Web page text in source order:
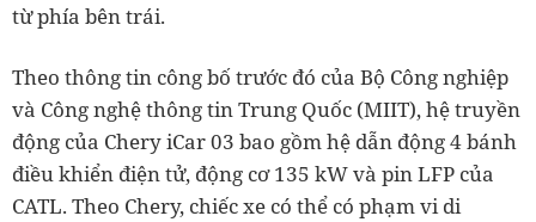
từ phía bên trái.
Theo thông tin công bố trước đó của Bộ Công nghiệp
và Công nghệ thông tin Trung Quốc (MIIT), hệ truyền
động của Chery iCar 03 bao gồm hệ dẫn động 4 bánh
điều khiển điện tử, động cơ 135 kW và pin LFP của
CATL. Theo Chery, chiếc xe có thể có phạm vi di